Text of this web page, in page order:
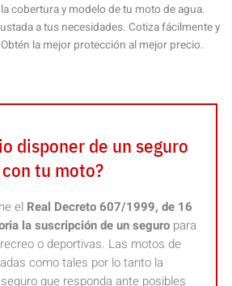
cobertura y modelo de tu moto de agua.
a tus necesidades. Cotiza fácilmente y
la mejor protección al mejor precio.
disponer de un seguro
tu moto?
el Real Decreto 607/1999, de 16
la suscripción de un seguro para
o deportivas. Las motos de
como tales por lo tanto la
que responda ante posibles